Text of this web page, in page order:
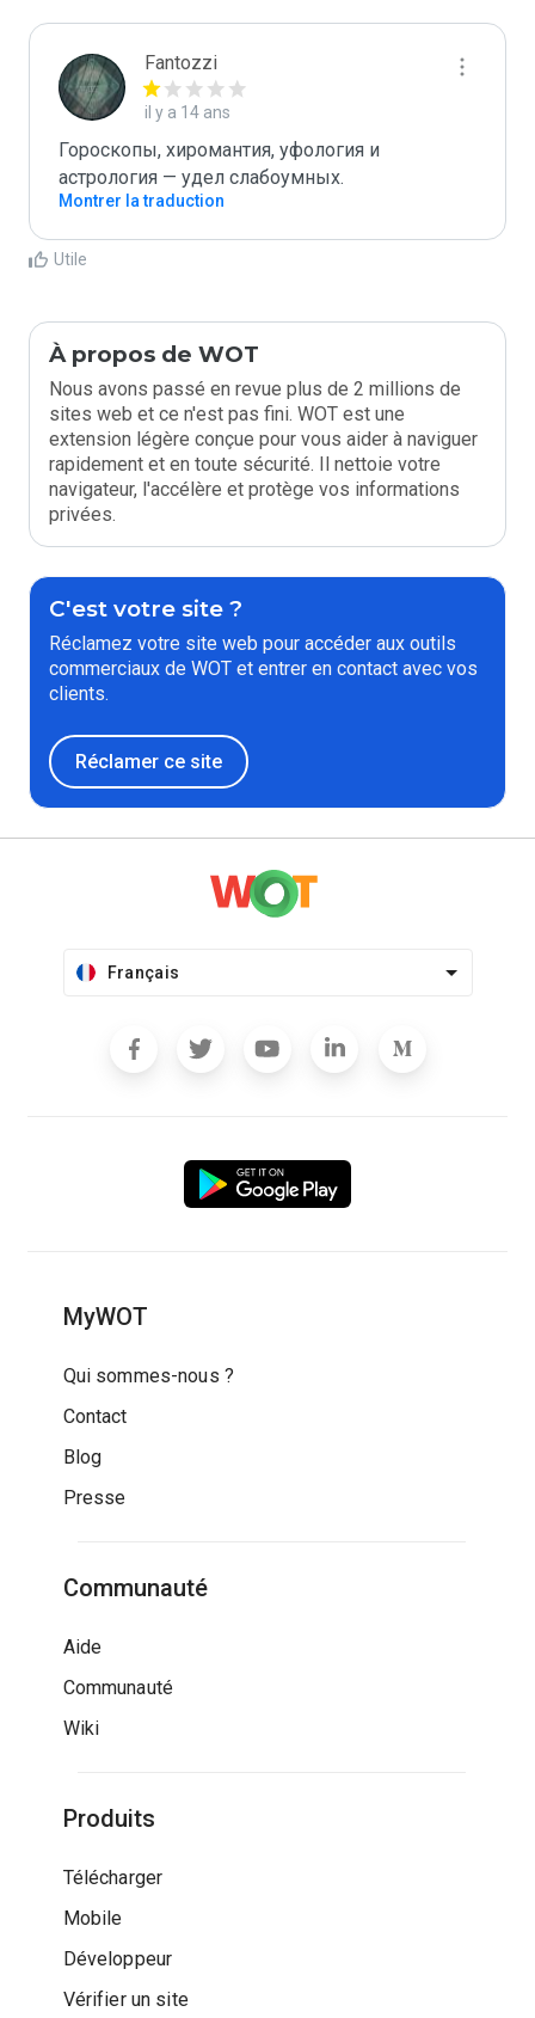
Fantozzi
il y a 14 ans
Гороскопы, хиромантия, уфология и
астрология — удел слабоумных.
Montrer la traduction
Utile
À propos de WOT
Nous avons passé en revue plus de 2 millions de
sites web et ce n'est pas fini. WOT est une
extension légère conçue pour vous aider à naviguer
rapidement et en toute sécurité. Il nettoie votre
navigateur, l'accélère et protège vos informations
privées.
C'est votre site ?
Réclamez votre site web pour accéder aux outils
commerciaux de WOT et entrer en contact avec vos
clients.
Réclamer ce site
Français
MyWOT
Qui sommes-nous ?
Contact
Blog
Presse
Communauté
Aide
Communauté
Wiki
Produits
Télécharger
Mobile
Développeur
Vérifier un site